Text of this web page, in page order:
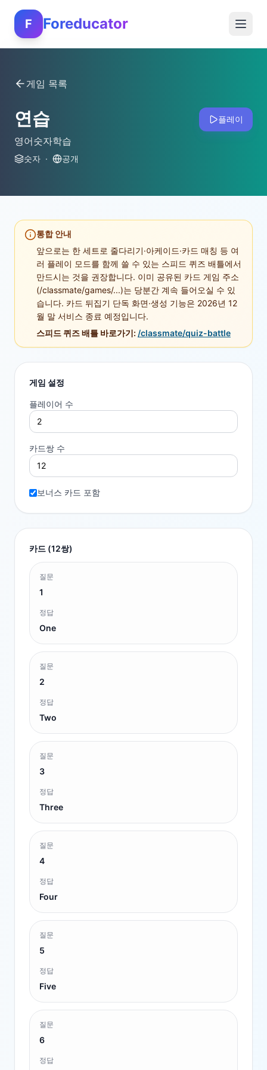
F Foreducator
게임 목록
연습
영어숫자학습
숫자 · 공개
플레이
통합 안내
앞으로는 한 세트로 줄다리기·아케이드·카드 매칭 등 여
러 플레이 모드를 함께 쓸 수 있는 스피드 퀴즈 배틀에서
만드시는 것을 권장합니다. 이미 공유된 카드 게임 주소
(/classmate/games/...)는 당분간 계속 들어오실 수 있
습니다. 카드 뒤집기 단독 화면·생성 기능은 2026년 12
월 말 서비스 종료 예정입니다.
스피드 퀴즈 배틀 바로가기: /classmate/quiz-battle
게임 설정
플레이어 수
카드쌍 수
보너스 카드 포함
카드 (12쌍)
질문
1
정답
One
질문
2
정답
Two
질문
3
정답
Three
질문
4
정답
Four
질문
5
정답
Five
질문
6
정답